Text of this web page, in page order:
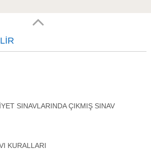
SINAVLARINDA ÇIKMIŞ SINAV
KURALLARI